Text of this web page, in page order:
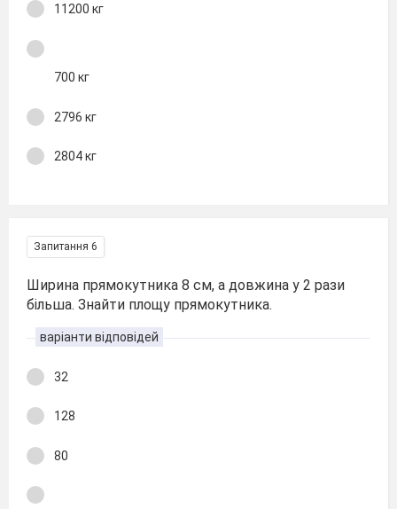
11200 кг
700 кг
2796 кг
2804 кг
Запитання 6
Ширина прямокутника 8 см, а довжина у 2 рази
більша. Знайти площу прямокутника.
варіанти відповідей
32
128
80